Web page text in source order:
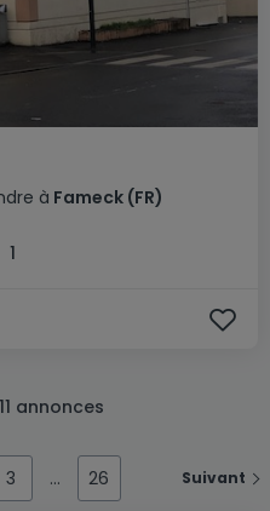
à Fameck (FR)
1
annonces
3 26 Suivant